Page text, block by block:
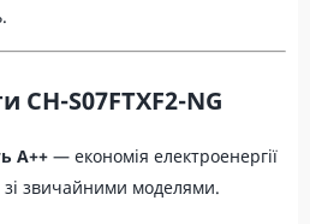
CH-S07FTXF2-NG
A++ — економія електроенергії
зі звичайними моделями.